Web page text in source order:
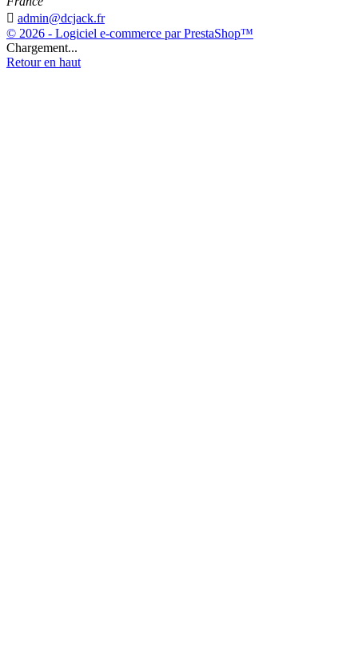
 admin@dcjack.fr
© 2026 - Logiciel e-commerce par PrestaShop™
Chargement...
Retour en haut